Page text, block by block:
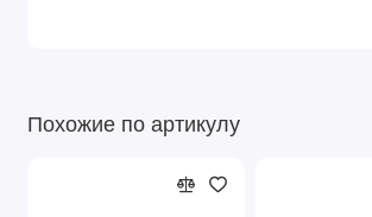
Похожие по артикулу